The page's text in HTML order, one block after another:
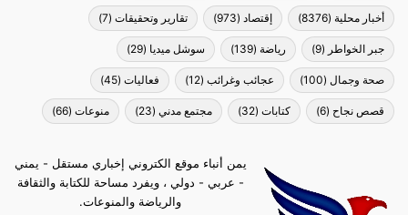
أخبار محلية (8376) إقتصاد (973) تقارير وتحقيقات (7)
جبر الخواطر (9) رياضة (139) سوشل ميديا (29)
صحة وجمال (100) عجائب وغرائب (12) فعاليات (45)
قصص نجاح (6) كتابات (32) مجتمع مدني (23) منوعات (66)
يمن أنباء موقع الكتروني إخباري مستقل - يمني
- عربي - دولي ، ويفرد مساحة للكتابة والثقافة
والرياضة والمنوعات.